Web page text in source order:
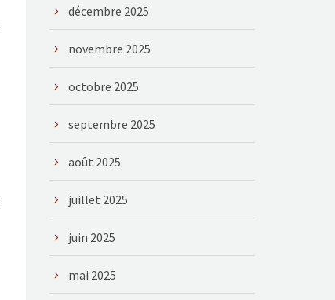
décembre 2025
novembre 2025
octobre 2025
septembre 2025
août 2025
juillet 2025
juin 2025
mai 2025